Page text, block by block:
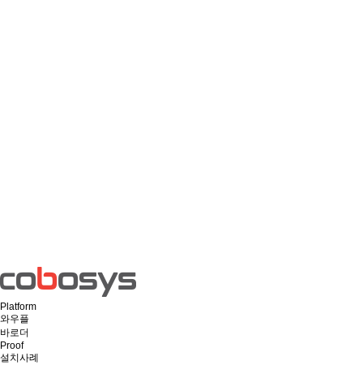
Platform
와우플
바로더
Proof
설치사례